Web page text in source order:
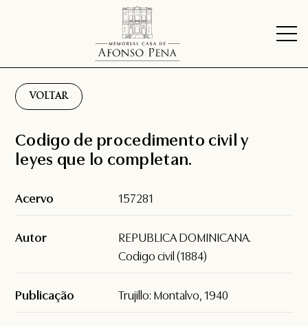
VOLTAR
Codigo de procedimento civil y
leyes que lo completan.
Acervo 157281
Autor
REPUBLICA DOMINICANA.
Codigo civil (1884)
Publicação Trujillo: Montalvo, 1940